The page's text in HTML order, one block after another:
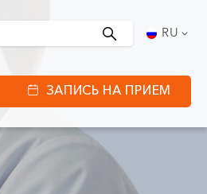
RU
ЗАПИСЬ НА ПРИЕМ